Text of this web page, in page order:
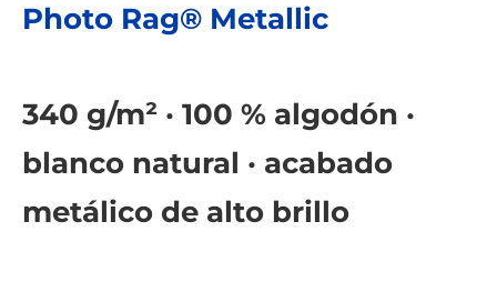
Photo Rag® Metallic
340 g/m² · 100 % algodón ·
blanco natural · acabado
metálico de alto brillo